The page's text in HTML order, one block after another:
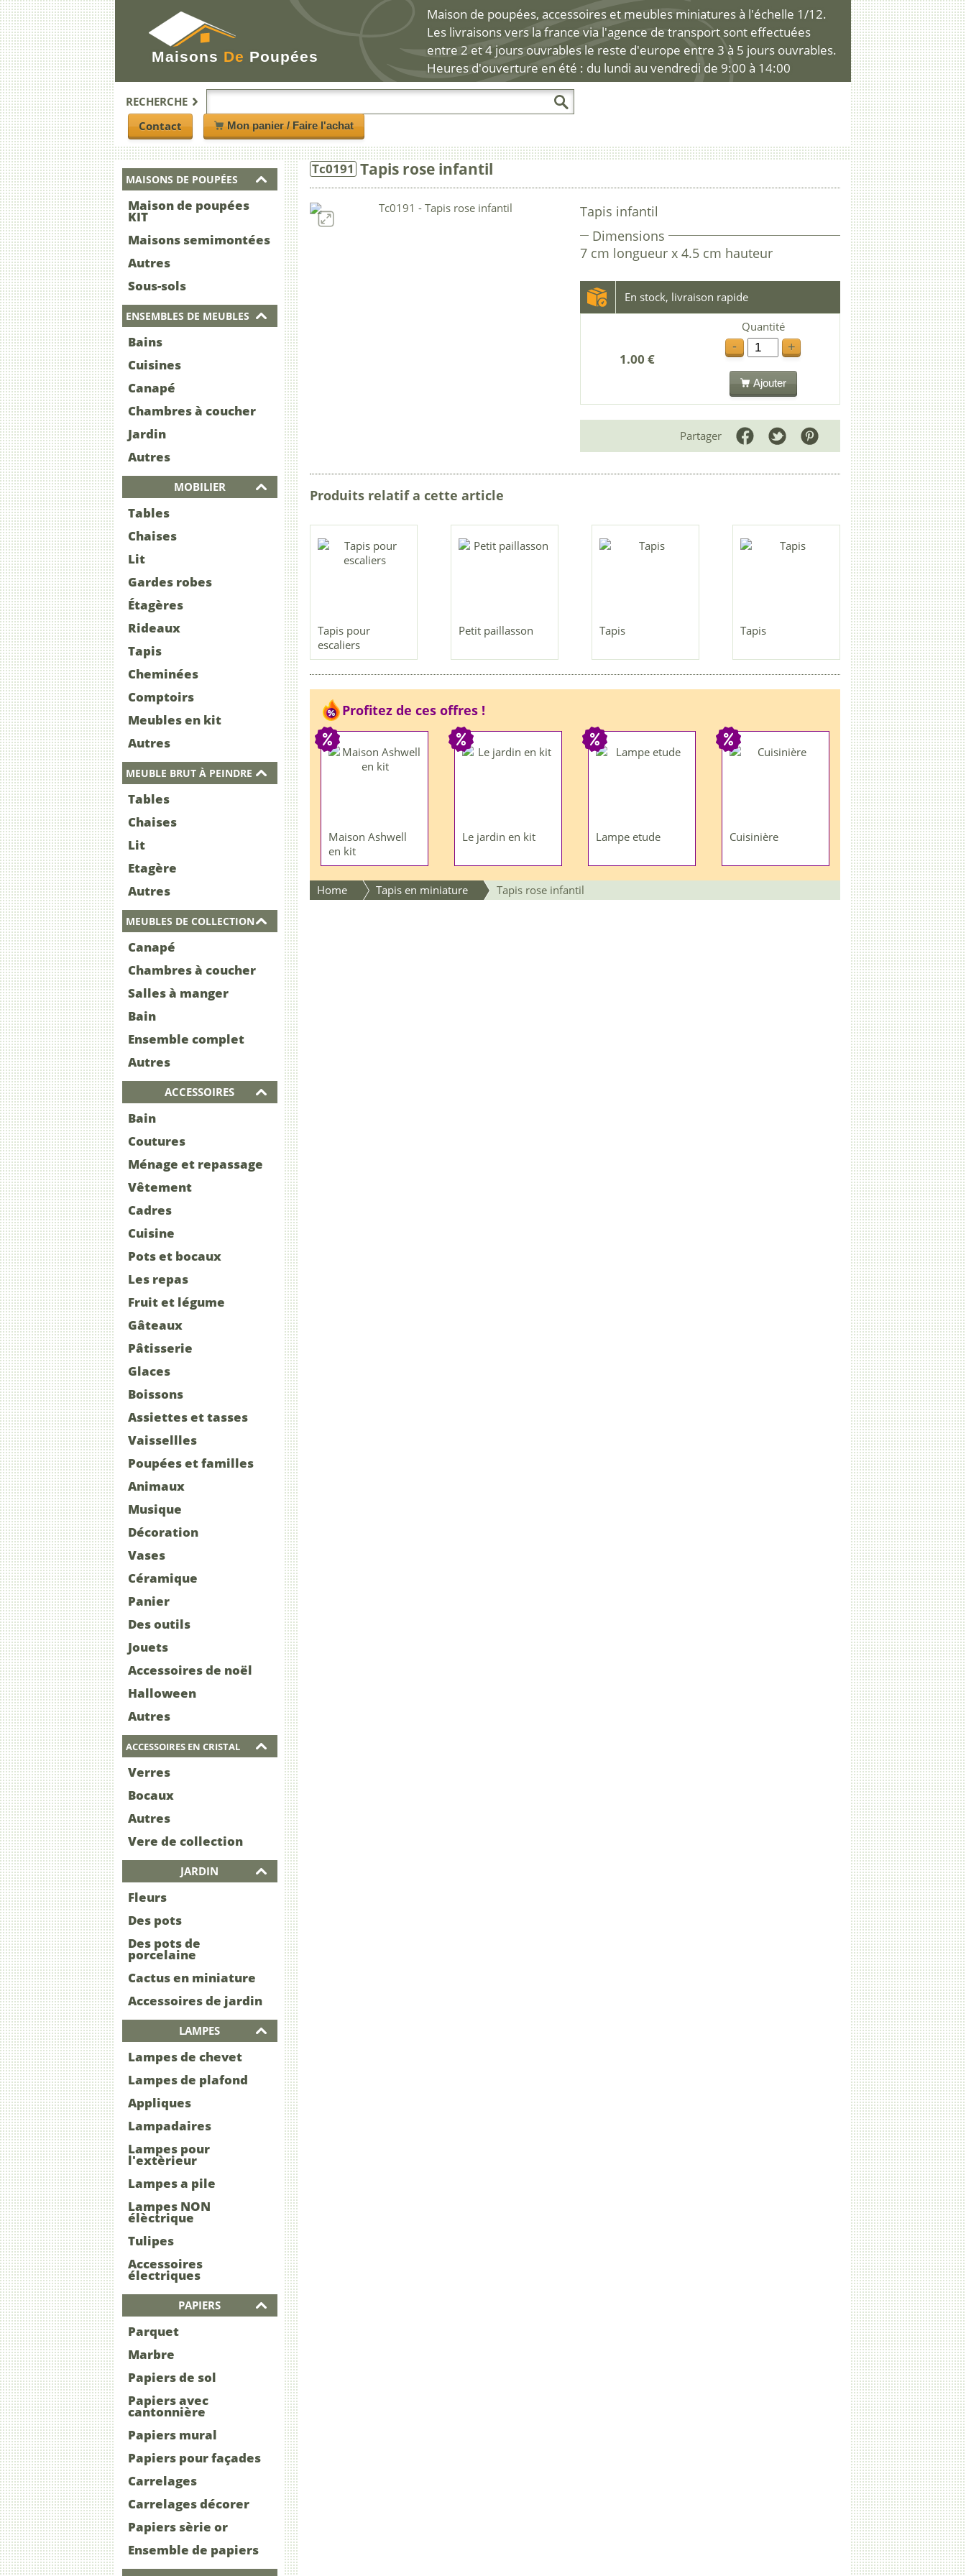
Maisons De Poupées
Maison de poupées, accessoires et meubles miniatures à l'échelle 1/12.
Les livraisons vers la france via l'agence de transport sont effectuées
entre 2 et 4 jours ouvrables le reste d'europe entre 3 à 5 jours ouvrables.
Heures d'ouverture en été : du lundi au vendredi de 9:00 à 14:00
RECHERCHE
Contact
Mon panier / Faire l'achat
MAISONS DE POUPÉES
Maison de poupées
KIT
Maisons semimontées
Autres
Sous-sols
ENSEMBLES DE MEUBLES
Bains
Cuisines
Canapé
Chambres à coucher
Jardin
Autres
MOBILIER
Tables
Chaises
Lit
Gardes robes
Étagères
Rideaux
Tapis
Cheminées
Comptoirs
Meubles en kit
Autres
MEUBLE BRUT À PEINDRE
Tables
Chaises
Lit
Etagère
Autres
MEUBLES DE COLLECTION
Canapé
Chambres à coucher
Salles à manger
Bain
Ensemble complet
Autres
ACCESSOIRES
Bain
Coutures
Ménage et repassage
Vêtement
Cadres
Cuisine
Pots et bocaux
Les repas
Fruit et légume
Gâteaux
Pâtisserie
Glaces
Boissons
Assiettes et tasses
Vaissellles
Poupées et familles
Animaux
Musique
Décoration
Vases
Céramique
Panier
Des outils
Jouets
Accessoires de noël
Halloween
Autres
ACCESSOIRES EN CRISTAL
Verres
Bocaux
Autres
Vere de collection
JARDIN
Fleurs
Des pots
Des pots de
porcelaine
Cactus en miniature
Accessoires de jardin
LAMPES
Lampes de chevet
Lampes de plafond
Appliques
Lampadaires
Lampes pour
l'extèrieur
Lampes a pile
Lampes NON
élèctrique
Tulipes
Accessoires
électriques
PAPIERS
Parquet
Marbre
Papiers de sol
Papiers avec
cantonnière
Papiers mural
Papiers pour façades
Carrelages
Carrelages décorer
Papiers sèrie or
Ensemble de papiers
Tc0191 Tapis rose infantil
Tapis infantil
Dimensions
7 cm longueur x 4.5 cm hauteur
En stock, livraison rapide
1.00 €
Quantité
-
+
Ajouter
Partager
Produits relatif a cette article
Tapis pour
escaliers
Petit paillasson Tapis Tapis
Profitez de ces offres !
Maison Ashwell
en kit
Le jardin en kit Lampe etude Cuisinière
Home Tapis en miniature Tapis rose infantil